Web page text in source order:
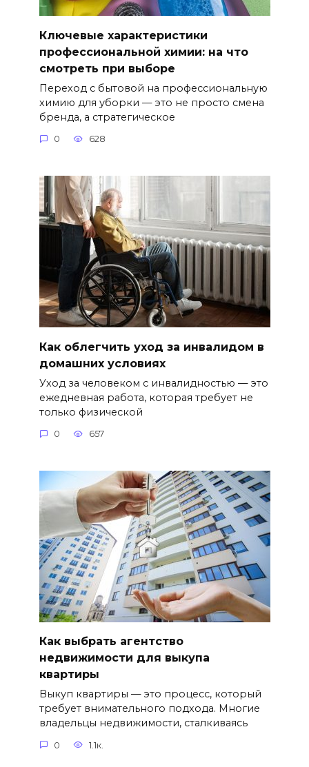
Ключевые характеристики
профессиональной химии: на что
смотреть при выборе
Переход с бытовой на профессиональную
химию для уборки — это не просто смена
бренда, а стратегическое
0 628
Как облегчить уход за инвалидом в
домашних условиях
Уход за человеком с инвалидностью — это
ежедневная работа, которая требует не
только физической
0 657
Как выбрать агентство
недвижимости для выкупа
квартиры
Выкуп квартиры — это процесс, который
требует внимательного подхода. Многие
владельцы недвижимости, сталкиваясь
0 1.1к.